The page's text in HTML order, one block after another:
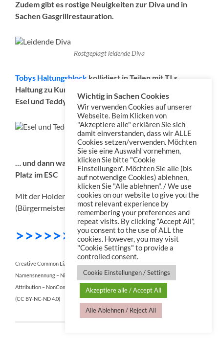
Zudem gibt es rostige Neuigkeiten zur Diva und in
Sachen Gasgrillrestauration.
Rostgeplagt leidende Diva
Tobys Haltungsblock kollidiert in Teilen mit TJ.s
Haltung zu Kunst, Musik und den
Esel und Teddy
Esel und Teddy – Das Musical
… und dann war da noch ein toter Wal und ein dritter
Platz im ESC
Mit der Holden, Andreas Deichsel, Sven Engelmann
(Bürgermeister Lindlar) u.a.
>>>>>>> DOWNLOAD
Creative Common Lizenz:
Namensnennung – Nicht kommerziell – Keine Bearbeitungen 4.0 International
Attribution – NonCommercial – NoDerivatives 4.0 International
(CC BY-NC-ND 4.0)
Wichtig in Sachen Cookies
Wir verwenden Cookies auf unserer
Webseite. Beim Klicken von
"Akzeptiere alle" erklären Sie sich
damit einverstanden, dass wir ALLE
Cookies setzen/verwenden. Möchten
Sie sie eine Auswahl vornehmen,
klicken Sie bitte "Cookie
Einstellungen". Möchten Sie alle (bis
auf notwendige Cookies) ablehnen,
klicken Sie "Alle ablehnen". / We use
cookies on our website to give you the
most relevant experience by
remembering your preferences and
repeat visits. By clicking “Accept All”,
you consent to the use of ALL the
cookies. However, you may visit
"Cookie Settings" to provide a
controlled consent.
Cookie Einstellungen / Settings
Akzeptiere alle / Accept All
Alle Ablehnen / Reject All